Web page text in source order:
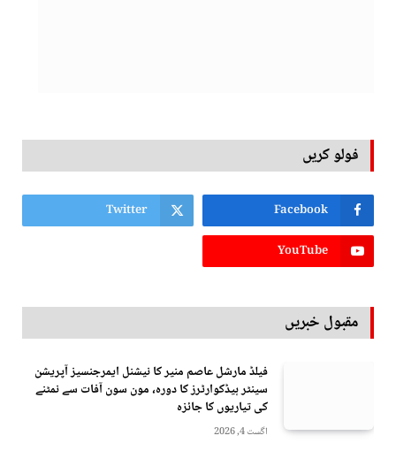
فولو کریں
Facebook
Twitter
YouTube
مقبول خبریں
فیلڈ مارشل عاصم منیر کا نیشنل ایمرجنسیز آپریشن
سینٹر ہیڈکوارٹرز کا دورہ، مون سون آفات سے نمٹنے
کی تیاریوں کا جائزہ
اگست 4, 2026